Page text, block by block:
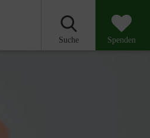
Suche Spenden